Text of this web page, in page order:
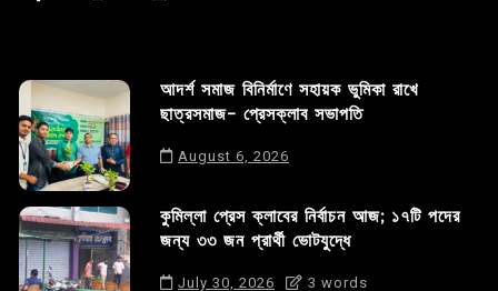
আদর্শ সমাজ বিনির্মাণে সহায়ক ভুমিকা রাখে
ছাত্রসমাজ- প্রেসক্লাব সভাপতি
August 6, 2026
কুমিল্লা প্রেস ক্লাবের নির্বাচন আজ; ১৭টি পদের
জন্য ৩৩ জন প্রার্থী ভোটযুদ্ধে
July 30, 2026 3 words